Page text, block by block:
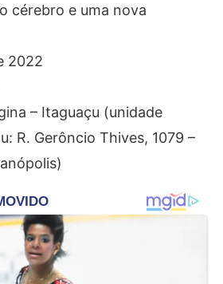
cérebro e uma nova
2022
– Itaguaçu (unidade
R. Gerôncio Thives, 1079 –